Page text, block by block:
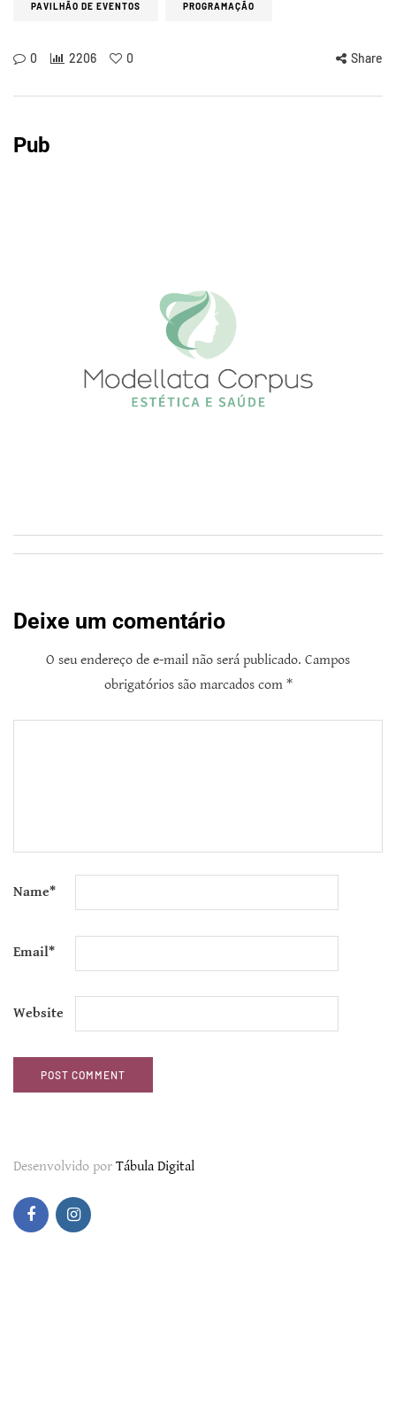
PAVILHÃO DE EVENTOS PROGRAMAÇÃO
0 2206 0 Share
Pub
Deixe um comentário
O seu endereço de e-mail não será publicado. Campos
obrigatórios são marcados com *
Name*
Email*
Website
Desenvolvido por Tábula Digital